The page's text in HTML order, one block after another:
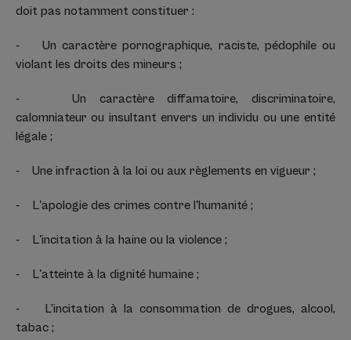
doit pas notamment constituer :
- Un caractère pornographique, raciste, pédophile ou
violant les droits des mineurs ;
- Un caractère diffamatoire, discriminatoire,
calomniateur ou insultant envers un individu ou une entité
légale ;
- Une infraction à la loi ou aux règlements en vigueur ;
- L'apologie des crimes contre l'humanité ;
- L'incitation à la haine ou la violence ;
- L'atteinte à la dignité humaine ;
- L’incitation à la consommation de drogues, alcool,
tabac ;